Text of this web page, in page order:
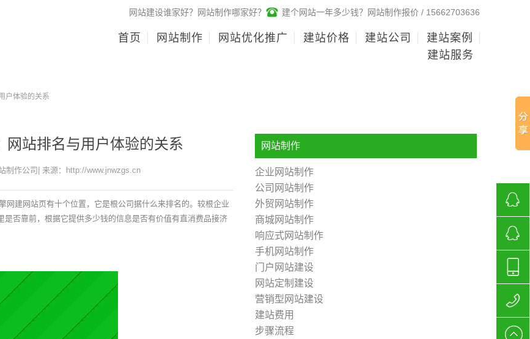
网站建设谁家好？网站制作哪家好？ 建个网站一年多少钱？网站制作报价 / 15662703636
首页 网站制作 网站优化推广 建站价格 建站公司
建站案例
建站服务
户体验的关系
网站排名与用户体验的关系
制作公司| 来源：http://www.jnwzgs.cn
建网站页有十个位置，它是根公司据什么来排名的。较根企业
否靠前，根据它提供多少钱的信息是否有价值有直消费品接济
网站制作
企业网站制作
公司网站制作
外贸网站制作
商城网站制作
响应式网站制作
手机网站制作
门户网站建设
网站定制建设
营销型网站建设
建站费用
步骤流程
站制作
公司
网站制